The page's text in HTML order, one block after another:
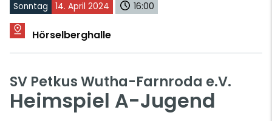
Sonntag 14. April 2024 16:00
Hörselberghalle
SV Petkus Wutha-Farnroda e.V.
Heimspiel A-Jugend